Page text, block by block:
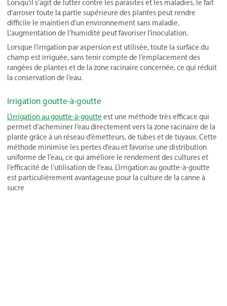
Lorsqu’il s’agit de lutter contre les parasites et les maladies, le fait
d’arroser toute la partie supérieure des plantes peut rendre
difficile le maintien d’un environnement sans maladie.
L’augmentation de l’humidité peut favoriser l’inoculation.
Lorsque l’irrigation par aspersion est utilisée, toute la surface du
champ est irriguée, sans tenir compte de l’emplacement des
rangées de plantes et de la zone racinaire concernée, ce qui réduit
la conservation de l’eau.
Irrigation goutte-à-goutte
L’irrigation au goutte-à-goutte est une méthode très efficace qui
permet d’acheminer l’eau directement vers la zone racinaire de la
plante grâce à un réseau d’émetteurs, de tubes et de tuyaux. Cette
méthode minimise les pertes d’eau et favorise une distribution
uniforme de l’eau, ce qui améliore le rendement des cultures et
l’efficacité de l’utilisation de l’eau. L’irrigation au goutte-à-goutte
est particulièrement avantageuse pour la culture de la canne à
sucre